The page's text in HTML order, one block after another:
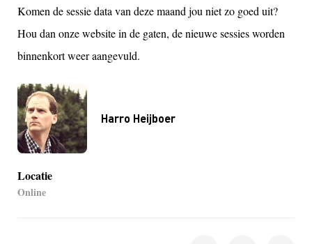
Harro Heijboer
Locatie
Online
Komen de sessie data van deze maand jou niet zo goed uit?
Hou dan onze website in de gaten, de nieuwe sessies worden
binnenkort weer aangevuld.